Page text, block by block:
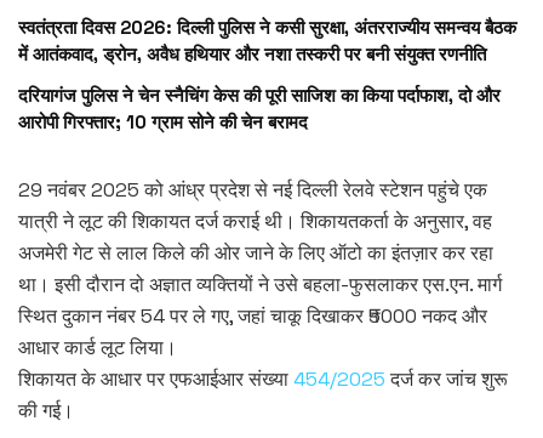
स्वतंत्रता दिवस 2026: दिल्ली पुलिस ने कसी सुरक्षा, अंतरराज्यीय समन्वय बैठक
में आतंकवाद, ड्रोन, अवैध हथियार और नशा तस्करी पर बनी संयुक्त रणनीति
दरियागंज पुलिस ने चेन स्नैचिंग केस की पूरी साजिश का किया पर्दाफाश, दो और
आरोपी गिरफ्तार; 10 ग्राम सोने की चेन बरामद
29 नवंबर 2025 को आंध्र प्रदेश से नई दिल्ली रेलवे स्टेशन पहुंचे एक
यात्री ने लूट की शिकायत दर्ज कराई थी। शिकायतकर्ता के अनुसार, वह
अजमेरी गेट से लाल किले की ओर जाने के लिए ऑटो का इंतज़ार कर रहा
था। इसी दौरान दो अज्ञात व्यक्तियों ने उसे बहला-फुसलाकर एस.एन. मार्ग
स्थित दुकान नंबर 54 पर ले गए, जहां चाकू दिखाकर ₹5000 नकद और
आधार कार्ड लूट लिया।
शिकायत के आधार पर एफआईआर संख्या454/2025दर्ज कर जांच शुरू
की गई।